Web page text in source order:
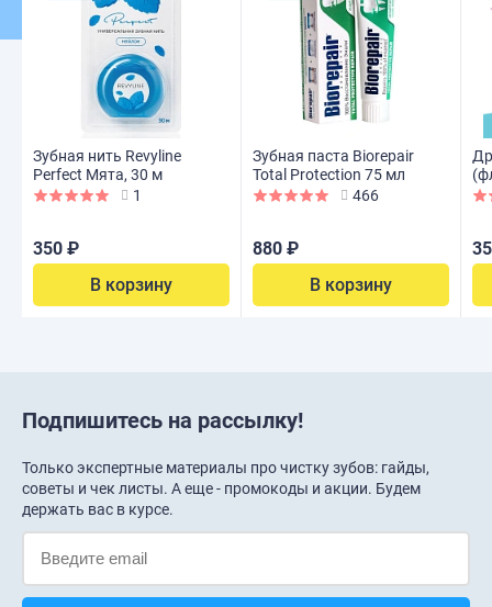
Зубная нить Revyline
Perfect Мята, 30 м
1
350 ₽
В корзину
Зубная паста Biorepair
Total Protection 75 мл
466
880 ₽
В корзину
Подпишитесь на рассылку!
Только экспертные материалы про чистку зубов: гайды,
советы и чек листы. А еще - промокоды и акции. Будем
держать вас в курсе.